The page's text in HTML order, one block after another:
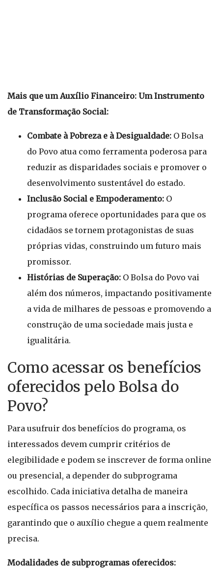
Mais que um Auxílio Financeiro: Um Instrumento
de Transformação Social:
Combate à Pobreza e à Desigualdade: O Bolsa
do Povo atua como ferramenta poderosa para
reduzir as disparidades sociais e promover o
desenvolvimento sustentável do estado.
Inclusão Social e Empoderamento: O
programa oferece oportunidades para que os
cidadãos se tornem protagonistas de suas
próprias vidas, construindo um futuro mais
promissor.
Histórias de Superação: O Bolsa do Povo vai
além dos números, impactando positivamente
a vida de milhares de pessoas e promovendo a
construção de uma sociedade mais justa e
igualitária.
Como acessar os benefícios
oferecidos pelo Bolsa do
Povo?
Para usufruir dos benefícios do programa, os
interessados devem cumprir critérios de
elegibilidade e podem se inscrever de forma online
ou presencial, a depender do subprograma
escolhido. Cada iniciativa detalha de maneira
específica os passos necessários para a inscrição,
garantindo que o auxílio chegue a quem realmente
precisa.
Modalidades de subprogramas oferecidos: